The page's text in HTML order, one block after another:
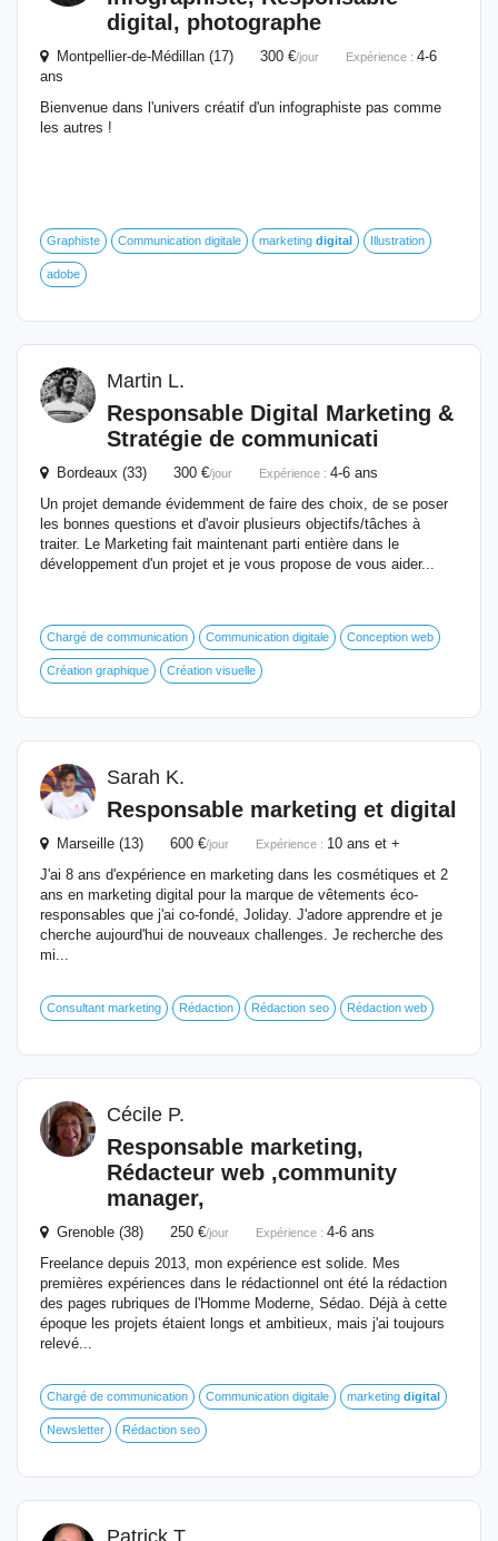
digital , photographe
Montpellier-de-Médillan (17) 300 €/jour Expérience : 4-6
ans
Bienvenue dans l'univers créatif d'un infographiste pas comme
les autres !
Graphiste Communication digitale marketing digital Illustration
adobe
Martin L.
Responsable Digital Marketing &
Stratégie de communicati
Bordeaux (33) 300 €/jour Expérience : 4-6 ans
Un projet demande évidemment de faire des choix, de se poser
les bonnes questions et d'avoir plusieurs objectifs/tâches à
traiter. Le Marketing fait maintenant parti entière dans le
développement d'un projet et je vous propose de vous aider...
Chargé de communication Communication digitale Conception web
Création graphique Création visuelle
Sarah K.
Responsable marketing et digital
Marseille (13) 600 €/jour Expérience : 10 ans et +
J'ai 8 ans d'expérience en marketing dans les cosmétiques et 2
ans en marketing digital pour la marque de vêtements éco-
responsables que j'ai co-fondé, Joliday. J'adore apprendre et je
cherche aujourd'hui de nouveaux challenges. Je recherche des
mi...
Consultant marketing Rédaction Rédaction seo Rédaction web
Cécile P.
Responsable marketing,
Rédacteur web ,community
manager,
Grenoble (38) 250 €/jour Expérience : 4-6 ans
Freelance depuis 2013, mon expérience est solide. Mes
premières expériences dans le rédactionnel ont été la rédaction
des pages rubriques de l'Homme Moderne, Sédao. Déjà à cette
époque les projets étaient longs et ambitieux, mais j'ai toujours
relevé...
Chargé de communication Communication digitale marketing digital
Newsletter Rédaction seo
Patrick T.